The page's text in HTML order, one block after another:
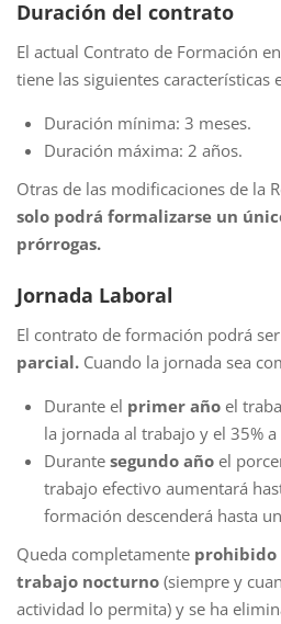
Duración del contrato
El actual Contrato de Formación
tiene las siguientes características
Duración mínima: 3 meses.
Duración máxima: 2 años.
Otras de las modificaciones de la
solo podrá formalizarse un
prórrogas.
Jornada Laboral
El contrato de formación podrá
parcial. Cuando la jornada sea
Durante el primer año el
la jornada al trabajo y el 35%
Durante segundo año el
trabajo efectivo aumentará
formación descenderá hasta
Queda completamente prohibido
trabajo nocturno (siempre y
actividad lo permita) y se ha